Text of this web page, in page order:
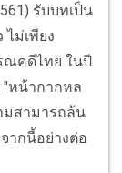
รับบทเป็น
ไม่เพียง
ณคดีไทย ในปี
"หน้ากากหล
มสามารถล้น
ากนี้อย่างต่อ